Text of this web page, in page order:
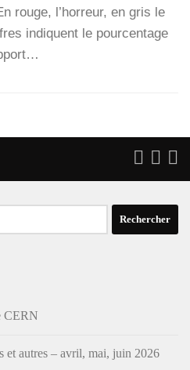
rouge, l’hor­reur, en gris le
indiquent le pour­cen­tage
CERN
et autres – avril, mai, juin 2026